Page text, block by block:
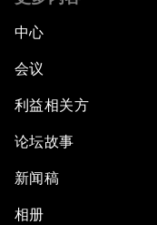
中心
会议
利益相关方
论坛故事
新闻稿
相册